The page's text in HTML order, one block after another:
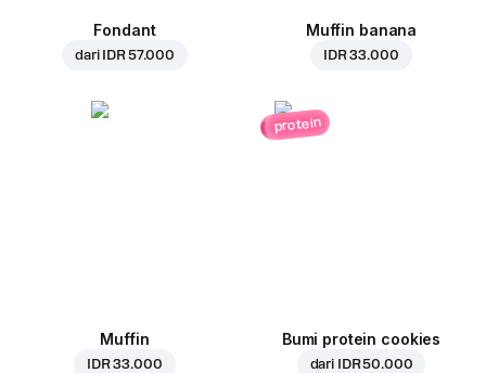
Fondant
dari IDR 57.000
Muffin banana
IDR 33.000
Muffin
IDR 33.000
protein
Bumi protein cookies
dari IDR 50.000